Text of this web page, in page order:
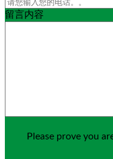
留言内容
Please prove you